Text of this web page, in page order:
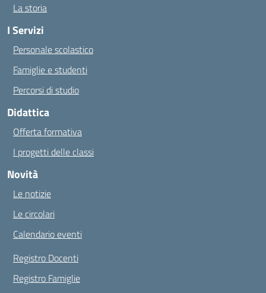
La storia
I Servizi
Personale scolastico
Famiglie e studenti
Percorsi di studio
Didattica
Offerta formativa
I progetti delle classi
Novità
Le notizie
Le circolari
Calendario eventi
Registro Docenti
Registro Famiglie